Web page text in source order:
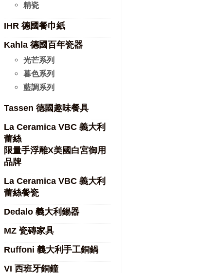
精瓷
IHR 德國餐巾紙
Kahla 德國百年瓷器
光芒系列
暮色系列
藍調系列
Tassen 德國趣味餐具
La Ceramica VBC 義大利
蕾絲
限量手浮雕X美國白宮御用
品牌
La Ceramica VBC 義大利
蕾絲餐瓷
Dedalo 義大利錫器
MZ 瓷磚家具
Ruffoni 義大利手工銅鍋
VI 西班牙銅鐘